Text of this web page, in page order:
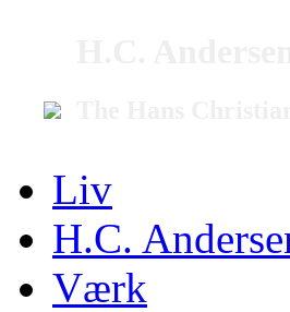
Liv
H.C.
Værk